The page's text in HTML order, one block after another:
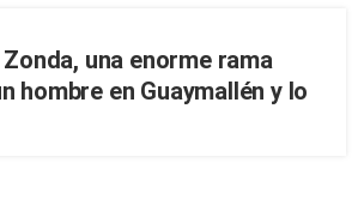
una enorme rama
hombre en Guaymallén y lo